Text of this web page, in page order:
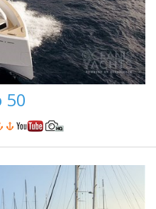
50